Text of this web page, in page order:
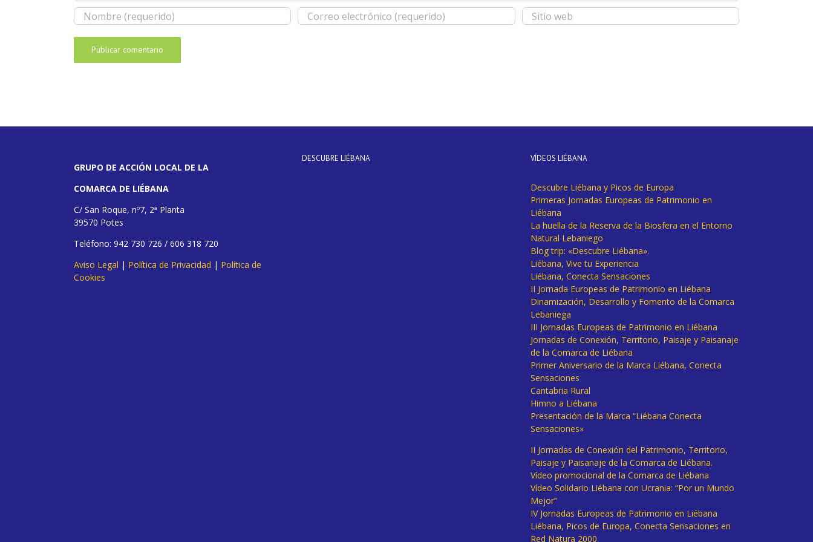
GRUPO DE ACCIÓN LOCAL DE LA
COMARCA DE LIÉBANA
C/ San Roque, nº7, 2ª Planta
39570 Potes
Teléfono: 942 730 726 / 606 318 720
Aviso Legal | Política de Privacidad | Política de
Cookies
DESCUBRE LIÉBANA VÍDEOS LIÉBANA
Descubre Liébana y Picos de Europa
Primeras Jornadas Europeas de Patrimonio en
Liébana
La huella de la Reserva de la Biosfera en el Entorno
Natural Lebaniego
Blog trip: «Descubre Liébana».
Liébana, Vive tu Experiencia
Liébana, Conecta Sensaciones
II Jornada Europeas de Patrimonio en Liébana
Dinamización, Desarrollo y Fomento de la Comarca
Lebaniega
III Jornadas Europeas de Patrimonio en Liébana
Jornadas de Conexión, Territorio, Paisaje y Paisanaje
de la Comarca de Liébana
Primer Aniversario de la Marca Liébana, Conecta
Sensaciones
Cantabria Rural
Himno a Liébana
Presentación de la Marca “Liébana Conecta
Sensaciones»
II Jornadas de Conexión del Patrimonio, Territorio,
Paisaje y Paisanaje de la Comarca de Liébana.
Vídeo promocional de la Comarca de Liébana
Vídeo Solidario Liébana con Ucrania: “Por un Mundo
Mejor”
IV Jornadas Europeas de Patrimonio en Liébana
Liébana, Picos de Europa, Conecta Sensaciones en
Red Natura 2000